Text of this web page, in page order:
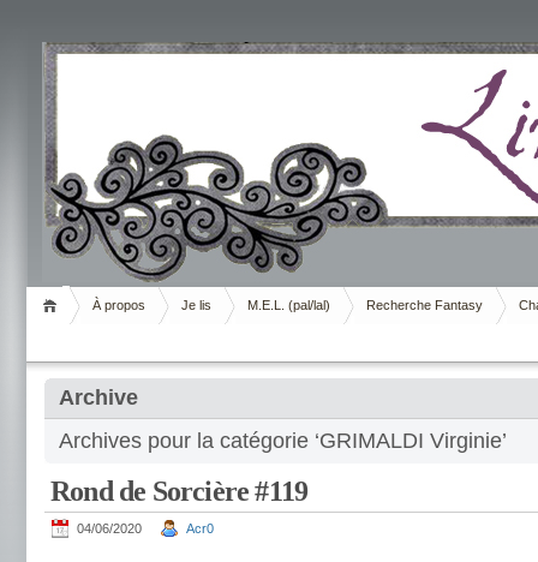
Livrement
À propos Je lis M.E.L. (pal/lal) Recherche Fantasy
Archive
Archives pour la catégorie ‘GRIMALDI Virginie’
Rond de Sorcière #119
04/06/2020 Acr0